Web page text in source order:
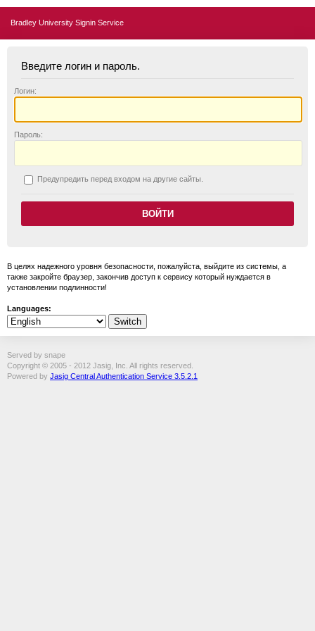
Bradley University Signin Service
Введите логин и пароль.
Логин:
Пароль:
Предупредить перед входом на другие сайты.
В целях надежного уровня безопасности, пожалуйста, выйдите из системы, а
также закройте браузер, закончив доступ к сервису который нуждается в
установлении подлинности!
Languages:
Served by snape
Copyright © 2005 - 2012 Jasig, Inc. All rights reserved.
Powered by Jasig Central Authentication Service 3.5.2.1